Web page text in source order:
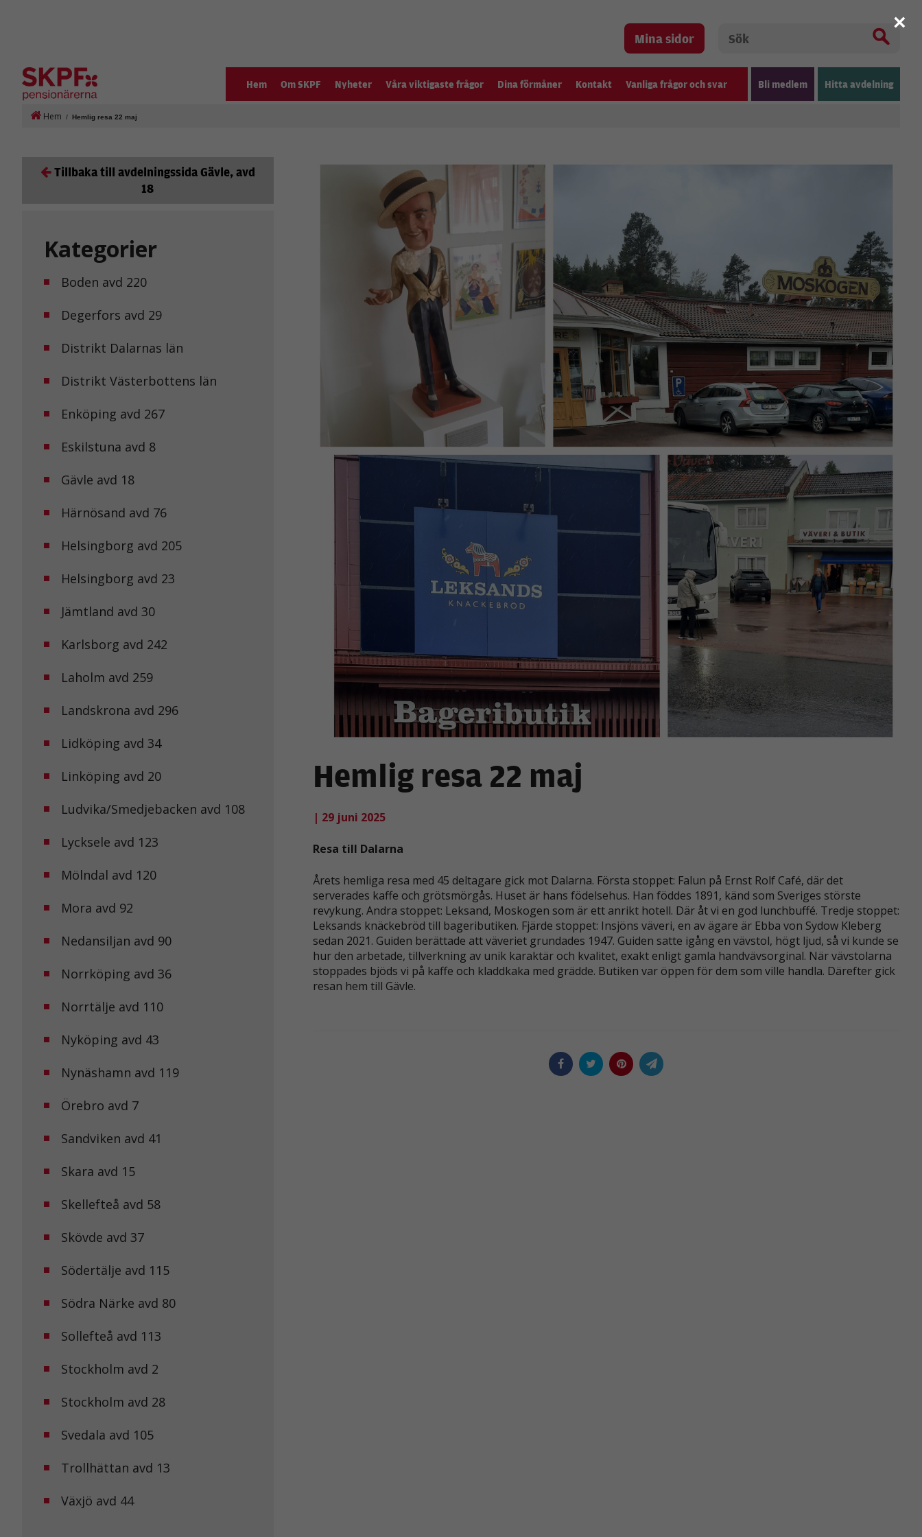
Mina sidor
Hem Om SKPF Nyheter Våra viktigaste frågor Dina förmåner Kontakt Vanliga frågor och svar Bli medlem Hitta avdelning
Hem / Hemlig resa 22 maj
Tillbaka till avdelningssida Gävle, avd
18
Kategorier
Boden avd 220
Degerfors avd 29
Distrikt Dalarnas län
Distrikt Västerbottens län
Enköping avd 267
Eskilstuna avd 8
Gävle avd 18
Härnösand avd 76
Helsingborg avd 205
Helsingborg avd 23
Jämtland avd 30
Karlsborg avd 242
Laholm avd 259
Landskrona avd 296
Lidköping avd 34
Linköping avd 20
Ludvika/Smedjebacken avd 108
Lycksele avd 123
Mölndal avd 120
Mora avd 92
Nedansiljan avd 90
Norrköping avd 36
Norrtälje avd 110
Nyköping avd 43
Nynäshamn avd 119
Örebro avd 7
Sandviken avd 41
Skara avd 15
Skellefteå avd 58
Skövde avd 37
Södertälje avd 115
Södra Närke avd 80
Sollefteå avd 113
Stockholm avd 2
Stockholm avd 28
Svedala avd 105
Trollhättan avd 13
Växjö avd 44
Hemlig resa 22 maj
| 29 juni 2025
Resa till Dalarna
Årets hemliga resa med 45 deltagare gick mot Dalarna. Första stoppet: Falun på Ernst Rolf Café, där det
serverades kaffe och grötsmörgås. Huset är hans födelsehus. Han föddes 1891, känd som Sveriges störste
revykung. Andra stoppet: Leksand, Moskogen som är ett anrikt hotell. Där åt vi en god lunchbuffé. Tredje stoppet:
Leksands knäckebröd till bageributiken. Fjärde stoppet: Insjöns väveri, en av ägare är Ebba von Sydow Kleberg
sedan 2021. Guiden berättade att väveriet grundades 1947. Guiden satte igång en vävstol, högt ljud, så vi kunde se
hur den arbetade, tillverkning av unik karaktär och kvalitet, exakt enligt gamla handvävsorginal. När vävstolarna
stoppades bjöds vi på kaffe och kladdkaka med grädde. Butiken var öppen för dem som ville handla. Därefter gick
resan hem till Gävle.
×